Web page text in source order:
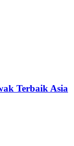
Terbaik Asia